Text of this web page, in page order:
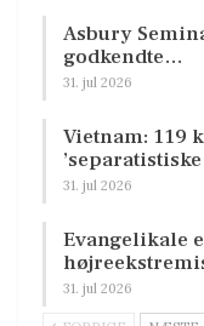
Asbury
godkendte…
31. jul 2026
Vietnam: 119
31. jul 2026
Evangelikale
31. jul 2026